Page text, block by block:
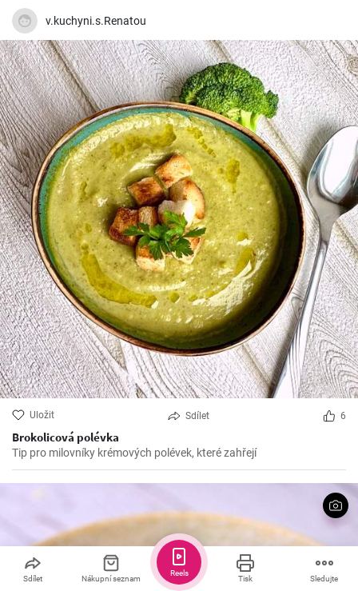
v.kuchyni.s.Renatou
Uložit Sdílet 6
Brokolicová polévka
Tip pro milovníky krémových polévek, které zahřejí
Sdílet Nákupní seznam Tisk Sledujte
Reels